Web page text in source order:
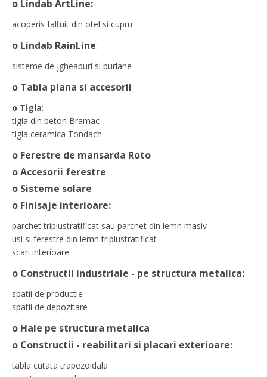
o Lindab ArtLine:
acoperis faltuit din otel si cupru
o Lindab RainLine:
sisteme de jgheaburi si burlane
o Tabla plana si accesorii
o Tigla:
tigla din beton Bramac
tigla ceramica Tondach
o Ferestre de mansarda Roto
o Accesorii ferestre
o Sisteme solare
o Finisaje interioare:
parchet triplustratificat sau parchet din lemn masiv
usi si ferestre din lemn triplustratificat
scari interioare
o Constructii industriale - pe structura metalica:
spatii de productie
spatii de depozitare
o Hale pe structura metalica
o Constructii - reabilitari si placari exterioare:
tabla cutata trapezoidala